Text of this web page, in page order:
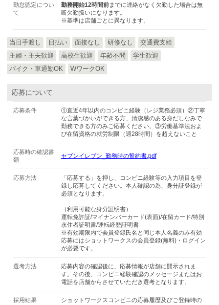
勤怠認定につい
て
勤務開始12時間前までに連絡がなく欠勤した場合は無
断欠勤扱いになります。
※基準は店舗ごとに異なります。
当日手渡し 日払い 面接なし 研修なし
交通費支給
主婦・主夫歓迎
高校生歓迎 年齢不問
学生歓迎
バイク・車通勤OK
WワークOK
応募について
応募条件
①直近4年以内のコンビニ経験（レジ業務必須）②丁寧
な言葉づかいができる方、清潔感のある身だしなみで
勤務できる方のみご応募ください。③労働基準法およ
び在留資格の就労制限（週28時間）を超えないこと
応募時の確認書
類
セブンイレブン_勤務時の誓約書.pdf
応募方法
「応募する」を押し、コンビニ経験等の入力項目を登
録し応募してください。本人確認の為、身分証登録が
必須となります。
（利用可能な身分証明書）
運転免許証/マイナンバーカード(表面)/在留カード/特別
永住者証明書/運転経歴証明書
※有効期限内で会員登録氏名と同じ本人名義のみ有効
応募にはショットワークスの会員登録(無料)・ログイン
が必要です。
選考方法
応募内容の確認後に、応募情報が店舗に開示されま
す。その後、コンビニ経験確認のメッセージまたはお
電話を店舗からさせていただき選考となります。
採用結果
ショットワークスコンビニの応募履歴及びご登録時の